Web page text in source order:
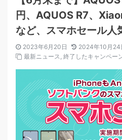
円、AQUOS R7、
など、スマホセール人
2023年6月20日
2024年10月24
最新ニュース 終了したキャンペー